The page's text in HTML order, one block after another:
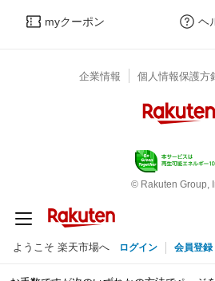
myクーポン ヘ
企業情報 個人情報保護方
© Rakuten Group,
ようこそ 楽天市場へ ログイン 会員登録